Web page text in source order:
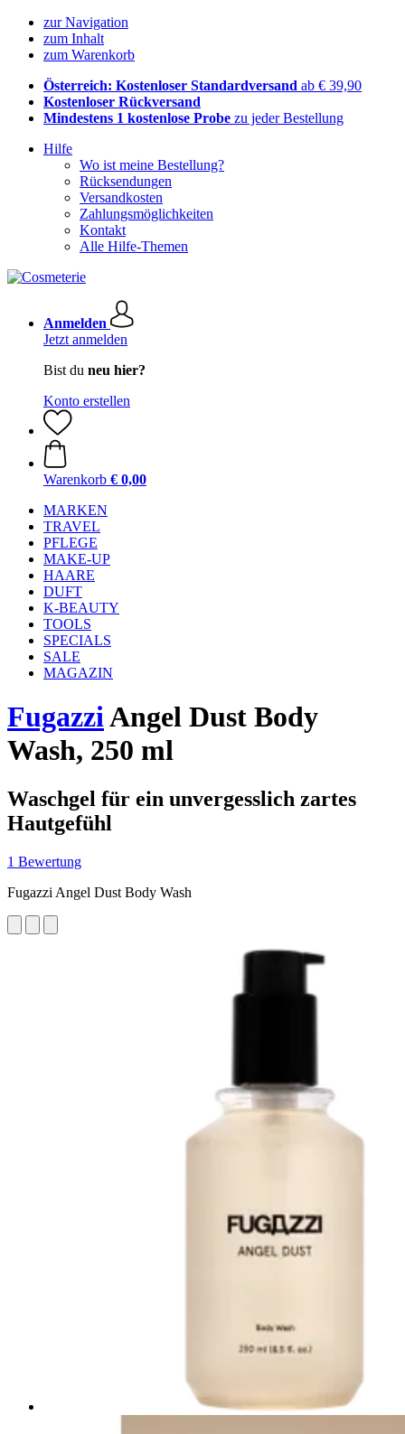
zur Navigation
zum Inhalt
zum Warenkorb
Österreich: Kostenloser Standardversand ab € 39,90
Kostenloser Rückversand
Mindestens 1 kostenlose Probe zu jeder Bestellung
Hilfe
Wo ist meine Bestellung?
Rücksendungen
Versandkosten
Zahlungsmöglichkeiten
Kontakt
Alle Hilfe-Themen
Anmelden
Jetzt anmelden
Bist du neu hier?
Konto erstellen
Warenkorb € 0,00
MARKEN
TRAVEL
PFLEGE
MAKE-UP
HAARE
DUFT
K-BEAUTY
TOOLS
SPECIALS
SALE
MAGAZIN
FugazziAngel Dust Body
Wash, 250 ml
Waschgel für ein unvergesslich zartes
Hautgefühl
1 Bewertung
Fugazzi Angel Dust Body Wash